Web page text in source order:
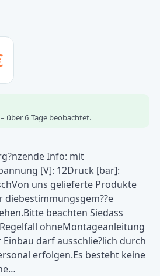
über 6 Tage beobachtet.
Info: mit
[V]: 12Druck [bar]:
uns gelieferte Produkte
diebestimmungsgem??e
beachten Siedass
ohneMontageanleitung
darf ausschlie?lich durch
erfolgen.Es besteht keine